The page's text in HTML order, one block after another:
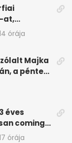
at,
jött tőle
órája
Majka
a pénteki
éves
coming
órája